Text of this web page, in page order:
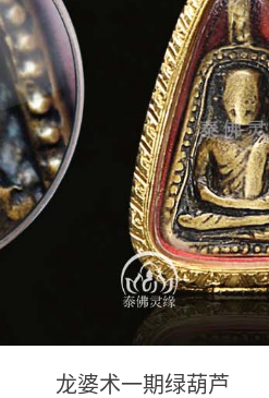
龙婆术一期绿葫芦